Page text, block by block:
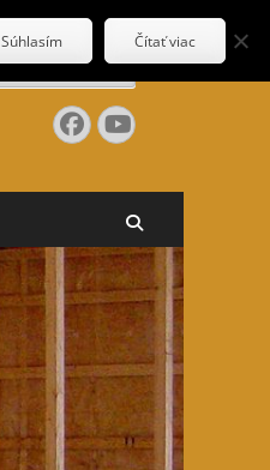
Facebook
YouTube
Súhlasím Čítať viac